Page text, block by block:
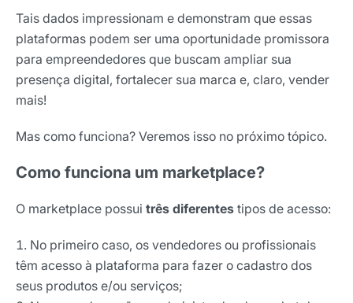
Tais dados impressionam e demonstram que essas
plataformas podem ser uma oportunidade promissora
para empreendedores que buscam ampliar sua
presença digital, fortalecer sua marca e, claro, vender
mais!
Mas como funciona? Veremos isso no próximo tópico.
Como funciona um marketplace?
O marketplace possui três diferentes tipos de acesso:
No primeiro caso, os vendedores ou profissionais
têm acesso à plataforma para fazer o cadastro dos
seus produtos e/ou serviços;